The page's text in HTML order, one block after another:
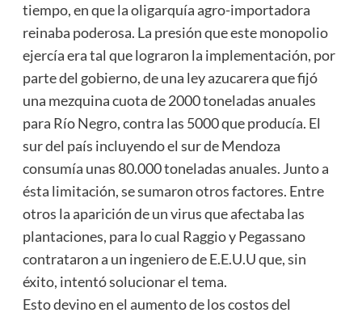
tiempo, en que la oligarquía agro-importadora
reinaba poderosa. La presión que este monopolio
ejercía era tal que lograron la implementación, por
parte del gobierno, de una ley azucarera que fijó
una mezquina cuota de 2000 toneladas anuales
para Río Negro, contra las 5000 que producía. El
sur del país incluyendo el sur de Mendoza
consumía unas 80.000 toneladas anuales. Junto a
ésta limitación, se sumaron otros factores. Entre
otros la aparición de un virus que afectaba las
plantaciones, para lo cual Raggio y Pegassano
contrataron a un ingeniero de E.E.U.U que, sin
éxito, intentó solucionar el tema.
Esto devino en el aumento de los costos del